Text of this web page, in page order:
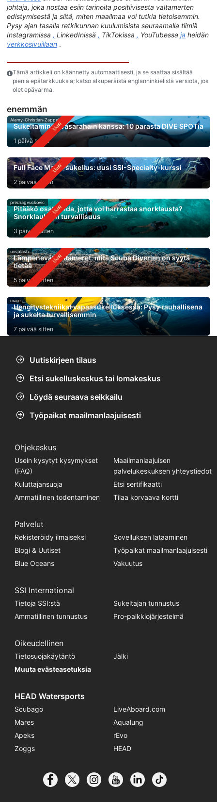
johtaja, joka nostaa esiin tarinoita positiivisesta valtamerten
edistymisestä ja siitä, miten maailmaa voi tutkia tietoisemmin.
Pysy ajan tasalla retkikunnan kuulumisista seuraamalla tiimiä
Instagramissa , LinkedInissä , TikTokissa , YouTubessa ja heidän
verkkosivuillaan .
Tämä artikkeli on käännetty automaattisesti, ja se saattaa sisältää
pieniä epätarkkuuksia; katso alkuperäistä englanninkielistä versiota, jos
olet epävarma.
enemmän
Alamy-Christian-Zappel
Sukeltaminen vasarahain kanssa: 10 parasta DIVE SPOTia
1 päivä sitten
Full Face Mask-sukellus: uusi SSI-Specialty-kurssi
2 päivää sitten
predragvuckovic
Pitääkö osata uida, jotta voi harrastaa snorklausta?
Snorklauksen turvallisuus
3 päivää sitten
unsplash
Lämpenevät valtameret: mitä Scuba Diverien on syytä
tietää
5 päivää sitten
mares
Hengitystekniikat vapaasukelluksessa: Pysy rauhallisena
ja sukelta turvallisemmin
7 päivää sitten
Uutiskirjeen tilaus
Etsi sukelluskeskus tai lomakeskus
Löydä seuraava seikkailu
Työpaikat maailmanlaajuisesti
Ohjekeskus
Usein kysytyt kysymykset
(FAQ)
Maailmanlaajuisen
palvelukeskuksen yhteystiedot
Kuluttajansuoja
Etsi sertifikaatti
Ammatillinen todentaminen
Tilaa korvaava kortti
Palvelut
Rekisteröidy ilmaiseksi
Sovelluksen lataaminen
Blogi & Uutiset
Työpaikat maailmanlaajuisesti
Blue Oceans
Vakuutus
SSI International
Tietoja SSI:stä
Sukeltajan tunnustus
Ammatillinen tunnustus
Pro-palkkiojärjestelmä
Oikeudellinen
Tietosuojakäytäntö
Jälki
Muuta evästeasetuksia
HEAD Watersports
Scubago
LiveAboard.com
Mares
Aqualung
Apeks
rEvo
Zoggs
HEAD